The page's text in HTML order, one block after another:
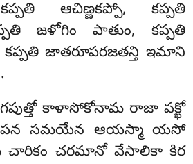
ఆచిణ్ణకప్పో, కప్పతి
జళోగిం పాతుం, కప్పతి
జాతరూపరజతన్తి ఇమాని
కాళాసోకోనామ రాజా పక్ఖో
సమయేన ఆయస్మా యసో
చారికం చరమానో వేసాలికా కిర